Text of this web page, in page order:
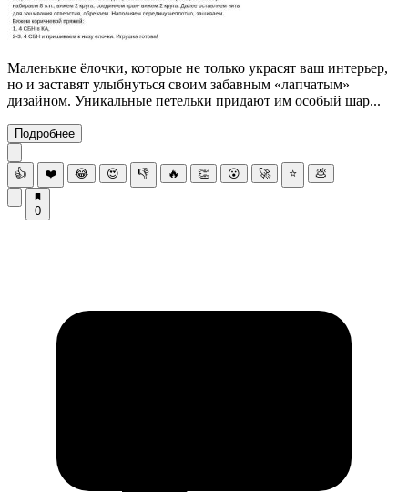
Маленькие ёлочки, которые не только украсят ваш интерьер,
но и заставят улыбнуться своим забавным «лапчатым»
дизайном. Уникальные петельки придают им особый шар...
Подробнее
👍 ❤️ 😂 😍 👎 🔥 👏 😮 🚀 ⭐ 💩
0